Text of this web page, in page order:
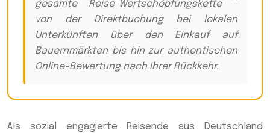
gesamte Reise-Wertschöpfungskette –
von der Direktbuchung bei lokalen
Unterkünften über den Einkauf auf
Bauernmärkten bis hin zur authentischen
Online-Bewertung nach Ihrer Rückkehr.
Als sozial engagierte Reisende aus Deutschland